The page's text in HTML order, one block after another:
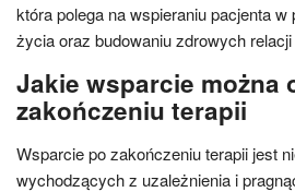
która polega na wspieraniu pacjenta
życia oraz budowaniu zdrowych
Jakie wsparcie można
zakończeniu terapii
Wsparcie po zakończeniu terapii jest
wychodzących z uzależnienia i